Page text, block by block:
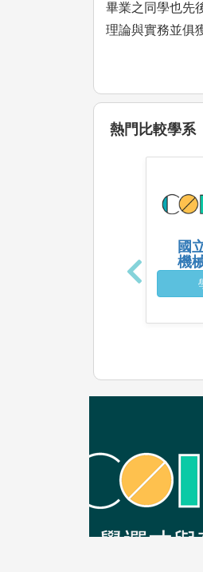
畢業之同學也先
理論與實務並俱
熱門比較學系
國
機